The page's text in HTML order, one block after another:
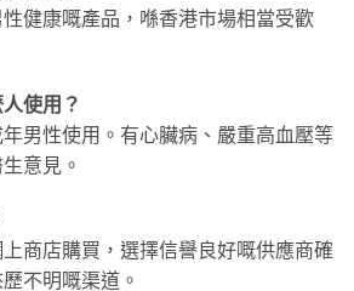
健康嘅產品，喺香港市場相當受歡
使用？
男性使用。有心臟病、嚴重高血壓等
意見。
商店購買，選擇信譽良好嘅供應商確
不明嘅渠道。